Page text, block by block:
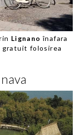
Lignano înafara
gratuit folosirea